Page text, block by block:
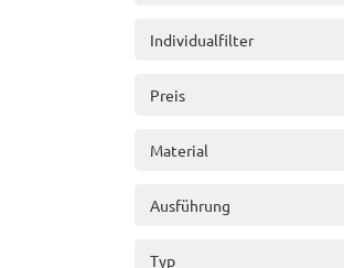
Individualfilter
Preis
Material
Ausführung
Typ